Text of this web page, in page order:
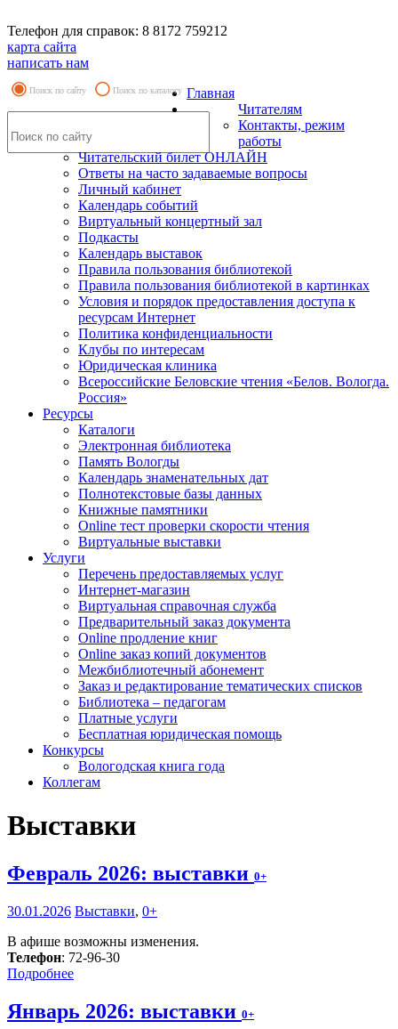
Телефон для справок: 8 8172 759212
карта сайта
написать нам
Поиск по сайту Поиск по каталогу Главная
Читателям
Контакты, режим
работы
Читательский билет ОНЛАЙН
Ответы на часто задаваемые вопросы
Личный кабинет
Календарь событий
Виртуальный концертный зал
Подкасты
Календарь выставок
Правила пользования библиотекой
Правила пользования библиотекой в картинках
Условия и порядок предоставления доступа к
ресурсам Интернет
Политика конфиденциальности
Клубы по интересам
Юридическая клиника
Всероссийские Беловские чтения «Белов. Вологда.
Россия»
Ресурсы
Каталоги
Электронная библиотека
Память Вологды
Календарь знаменательных дат
Полнотекстовые базы данных
Книжные памятники
Online тест проверки скорости чтения
Виртуальные выставки
Услуги
Перечень предоставляемых услуг
Интернет-магазин
Виртуальная справочная служба
Предварительный заказ документа
Online продление книг
Online заказ копий документов
Межбиблиотечный абонемент
Заказ и редактирование тематических списков
Библиотека – педагогам
Платные услуги
Бесплатная юридическая помощь
Конкурсы
Вологодская книга года
Коллегам
Выставки
Февраль 2026: выставки 0+
30.01.2026 Выставки, 0+
В афише возможны изменения.
Телефон: 72-96-30
Подробнее
Январь 2026: выставки 0+